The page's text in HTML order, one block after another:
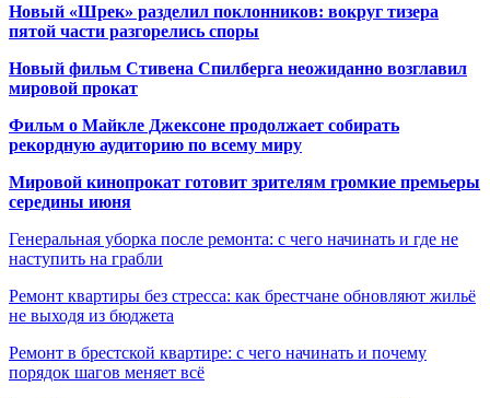
Новый «Шрек» разделил поклонников: вокруг тизера
пятой части разгорелись споры
Новый фильм Стивена Спилберга неожиданно возглавил
мировой прокат
Фильм о Майкле Джексоне продолжает собирать
рекордную аудиторию по всему миру
Мировой кинопрокат готовит зрителям громкие премьеры
середины июня
Генеральная уборка после ремонта: с чего начинать и где не
наступить на грабли
Ремонт квартиры без стресса: как брестчане обновляют жильё
не выходя из бюджета
Ремонт в брестской квартире: с чего начинать и почему
порядок шагов меняет всё